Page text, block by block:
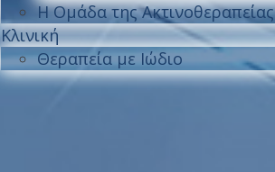
Η Ομάδα της Ακτινοθεραπείας
Κλινική
Θεραπεία με Ιώδιο